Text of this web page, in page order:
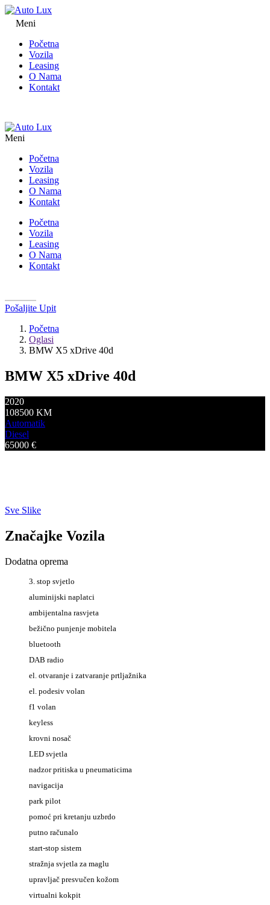
Meni
Početna
Vozila
Leasing
O Nama
Kontakt
Meni
Početna
Vozila
Leasing
O Nama
Kontakt
Početna
Vozila
Leasing
O Nama
Kontakt
Pošaljite Upit
Početna
Oglasi
BMW X5 xDrive 40d
BMW X5 xDrive 40d
2020
108500 KM
Automatik
Diesel
65000 €
Sve Slike
Značajke Vozila
Dodatna oprema
3. stop svjetlo
aluminijski naplatci
ambijentalna rasvjeta
bežično punjenje mobitela
bluetooth
DAB radio
el. otvaranje i zatvaranje prtljažnika
el. podesiv volan
f1 volan
keyless
krovni nosač
LED svjetla
nadzor pritiska u pneumaticima
navigacija
park pilot
pomoć pri kretanju uzbrdo
putno računalo
start-stop sistem
stražnja svjetla za maglu
upravljač presvučen kožom
virtualni kokpit